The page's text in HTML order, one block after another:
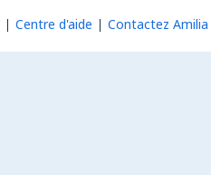
Centre d'aide Contactez Amilia